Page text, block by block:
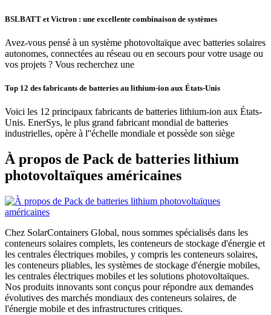
BSLBATT et Victron : une excellente combinaison de systèmes
Avez-vous pensé à un système photovoltaïque avec batteries solaires
autonomes, connectées au réseau ou en secours pour votre usage ou
vos projets ? Vous recherchez une
Top 12 des fabricants de batteries au lithium-ion aux États-Unis
Voici les 12 principaux fabricants de batteries lithium-ion aux États-
Unis. EnerSys, le plus grand fabricant mondial de batteries
industrielles, opère à l''échelle mondiale et possède son siège
À propos de Pack de batteries lithium
photovoltaïques américaines
Chez SolarContainers Global, nous sommes spécialisés dans les
conteneurs solaires complets, les conteneurs de stockage d'énergie et
les centrales électriques mobiles, y compris les conteneurs solaires,
les conteneurs pliables, les systèmes de stockage d'énergie mobiles,
les centrales électriques mobiles et les solutions photovoltaïques.
Nos produits innovants sont conçus pour répondre aux demandes
évolutives des marchés mondiaux des conteneurs solaires, de
l'énergie mobile et des infrastructures critiques.